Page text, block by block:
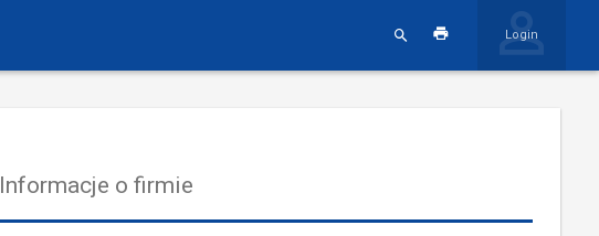
Login
Informacje o firmie